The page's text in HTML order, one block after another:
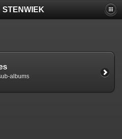
STENWIEK
albums